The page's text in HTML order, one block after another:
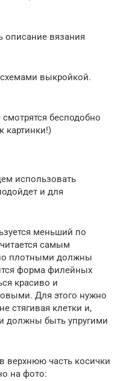
описание вязания
выкройкой.
бесподобно
картинки!)
использовать
и для
меньший по
самым
плотными должны
форма филейных
красиво и
Для этого нужно
стягивая клетки и,
должны быть упругими
верхнюю часть косички
на фото: